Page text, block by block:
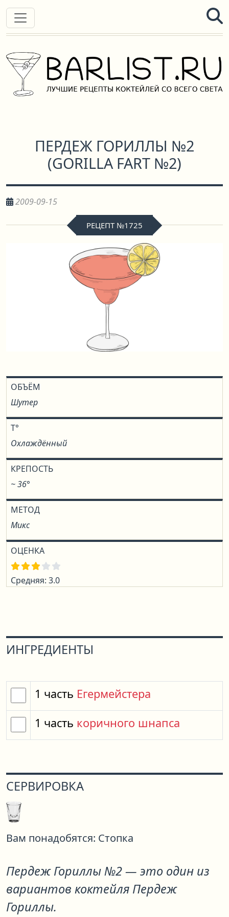
ПЕРДЕЖ ГОРИЛЛЫ №2
(GORILLA FART №2)
2009-09-15
РЕЦЕПТ №1725
ОБЪЁМ
Шутер
T°
Охлаждённый
КРЕПОСТЬ
~ 36°
МЕТОД
Микс
ОЦЕНКА
Средняя: 3.0
ИНГРЕДИЕНТЫ
1 часть Егермейстера
1 часть коричного шнапса
СЕРВИРОВКА
Вам понадобятся: Стопка
Пердеж Гориллы №2— это один из
вариантов коктейля Пердеж
Гориллы.